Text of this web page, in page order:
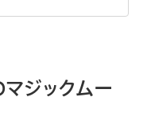
ジックムー